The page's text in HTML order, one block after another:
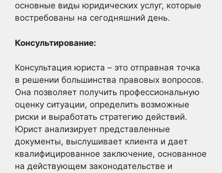
основные виды юридических услуг, которые
востребованы на сегодняшний день.
Консультирование:
Консультация юриста – это отправная точка
в решении большинства правовых вопросов.
Она позволяет получить профессиональную
оценку ситуации, определить возможные
риски и выработать стратегию действий.
Юрист анализирует представленные
документы, выслушивает клиента и дает
квалифицированное заключение, основанное
на действующем законодательстве и